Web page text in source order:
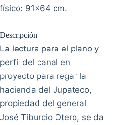
físico: 91x64 cm.
Descripción
La lectura para el plano y
perfil del canal en
proyecto para regar la
hacienda del Jupateco,
propiedad del general
José Tiburcio Otero, se da